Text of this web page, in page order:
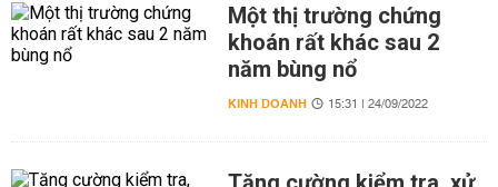
Một thị trường chứng
khoán rất khác sau 2
năm bùng nổ
KINH DOANH 15:31 | 24/09/2022